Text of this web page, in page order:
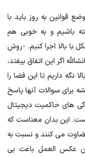
قوانین به روز باید با
باشیم و به خوبی هم
با بالا اجرا کنیم. -روش
اگر این اتفاق بیفتد،
نگه داریم تا این فضا را
برای سوالات آنها پاسخ
های حاکمیت دیجیتال
این بدان معناست که
می کنند و نسبت به
عکس العمل باعث بی